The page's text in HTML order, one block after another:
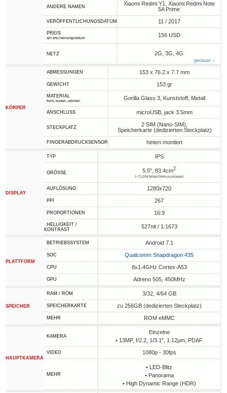
ANDERE NAMEN
Xiaomi Redmi Y1, Xiaomi Redmi Note
5A Prime
VERÖFFENTLICHUNGSDATUM 11 / 2017
PREIS
am erscheinungsdatum 156 USD
NETZ 2G, 3G, 4G
genauer ↓
KÖRPER
ABMESSUNGEN 153 x 76.2 x 7.7 mm
GEWICHT 153 gr
MATERIAL
front, boden, rahmen Gorilla Glass 3, Kunststoff, Metall
ANSCHLUSS microUSB, jack 3.5mm
STECKPLATZ
2 SIM (Nano-SIM),
Speicherkarte (dedizierten Steckplatz)
FINGERABDRUCKSENSOR hinten montiert
DISPLAY
TYP IPS
GRÖSSE 5.5", 83.4cm2
(~71.5% bildschirm-zu-körper)
AUFLÖSUNG 1280x720
PPI 267
PROPORTIONEN 16:9
HELLIGKEIT /
KONTRAST
527nit / 1:1673
PLATTFORM
BETRIEBSSYSTEM Android 7.1
SOC Qualcomm Snapdragon 435
CPU 8x1.4GHz Cortex-A53
GPU Adreno 505, 450MHz
SPEICHER
RAM / ROM 3/32, 4/64 GB
SPEICHERKARTE zu 256GB (dedizierten Steckplatz)
MEHR ROM eMMC
HAUPTKAMERA
KAMERA
Einzelne
• 13MP, f/2.2, 1/3.1", 1.12µm, PDAF
VIDEO 1080p - 30fps
MEHR
• LED-Blitz
• Panorama
• High Dynamic Range (HDR)